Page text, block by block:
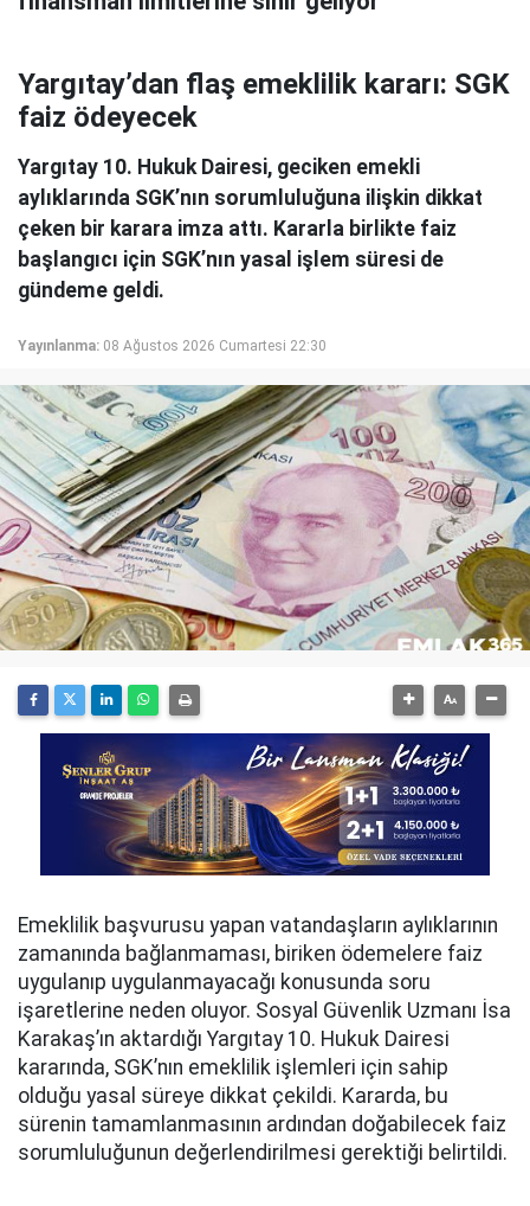
Yargıtay’dan flaş emeklilik kararı: SGK
faiz ödeyecek
Yargıtay 10. Hukuk Dairesi, geciken emekli
aylıklarında SGK’nın sorumluluğuna ilişkin dikkat
çeken bir karara imza attı. Kararla birlikte faiz
başlangıcı için SGK’nın yasal işlem süresi de
gündeme geldi.
Yayınlanma: 08 Ağustos 2026 Cumartesi 22:30
Emeklilik başvurusu yapan vatandaşların aylıklarının
zamanında bağlanmaması, biriken ödemelere faiz
uygulanıp uygulanmayacağı konusunda soru
işaretlerine neden oluyor. Sosyal Güvenlik Uzmanı İsa
Karakaş’ın aktardığı Yargıtay 10. Hukuk Dairesi
kararında, SGK’nın emeklilik işlemleri için sahip
olduğu yasal süreye dikkat çekildi. Kararda, bu
sürenin tamamlanmasının ardından doğabilecek faiz
sorumluluğunun değerlendirilmesi gerektiği belirtildi.